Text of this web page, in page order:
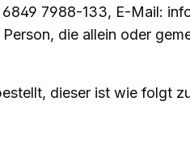
7988-133, E-Mail:
die allein oder
dieser ist wie folgt